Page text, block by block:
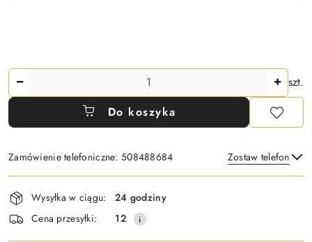
Ilość
szt.
Do koszyka
Zamówienie telefoniczne: 508488684 Zostaw telefon
Wyślij
Dostępność
i
dostawa
Wysyłka w ciągu:
24 godziny
Cena przesyłki:
12